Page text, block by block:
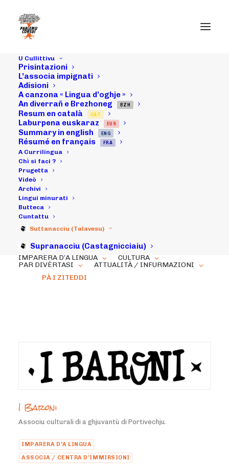
U Cullittivu
Prisintazioni
L’associa impignati
Adisioni
A canzona « Lingua d’oghje »
An diverrañ e Brezhoneg
BZH
Resum en català CAT
Laburpena euskaraz EUS
Summary in english ENG
Résumé en français FRA
A Currilingua
Chì si faci ?
Prugetta
Videò
Archivi
Lingui minurati
Butteca
Cuntattu
Suttanacciu (Talavesu)
Supranacciu (Castagnicciaiu)
Chì si faci ?
Associa / Centra d'immirsioni
IMPARERA D’A LINGUA
CULTURA
PAR DIVÈRTASI
ATTUALITÀ / INFURMAZIONI
PÀ I ZITEDDI
I Baroni
Associu culturali di a ghjuvantù di Portivechju.
IMPARERA D’A LINGUA
ASSOCIA / CENTRA D'IMMIRSIONI